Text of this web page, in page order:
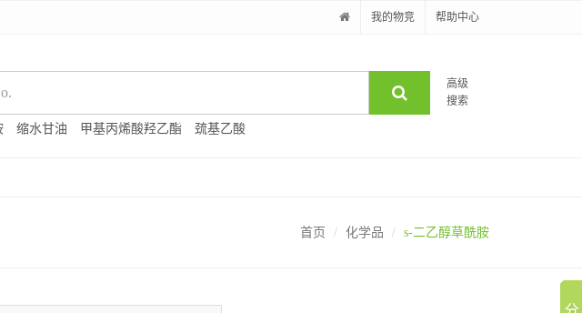
我的物竞 帮助中心
高级
搜索
缩水甘油 甲基丙烯酸羟乙酯 巯基乙酸
首页 化学品 s-二乙醇草酰胺